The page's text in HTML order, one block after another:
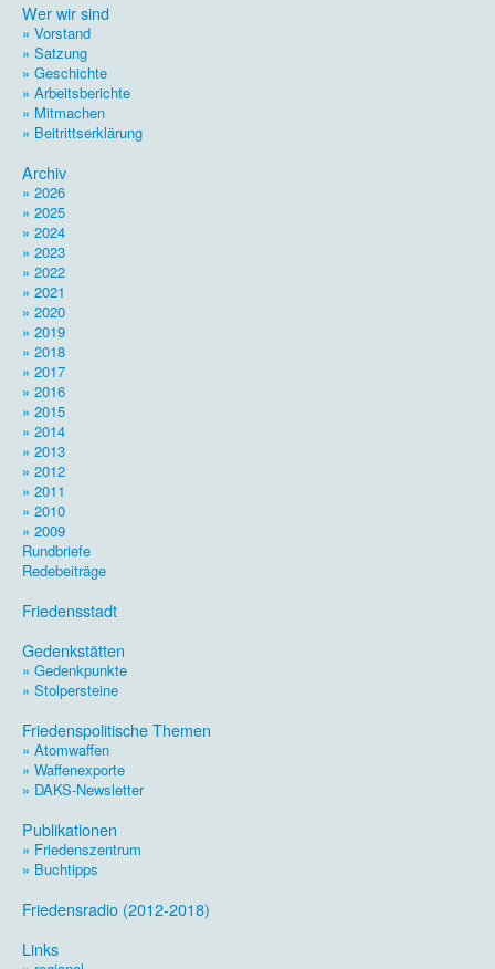
Wer wir sind
» Vorstand
» Satzung
» Geschichte
» Arbeitsberichte
» Mitmachen
» Beitrittserklärung
Archiv
» 2026
» 2025
» 2024
» 2023
» 2022
» 2021
» 2020
» 2019
» 2018
» 2017
» 2016
» 2015
» 2014
» 2013
» 2012
» 2011
» 2010
» 2009
Rundbriefe
Redebeiträge
Friedensstadt
Gedenkstätten
» Gedenkpunkte
» Stolpersteine
Friedenspolitische Themen
» Atomwaffen
» Waffenexporte
» DAKS-Newsletter
Publikationen
» Friedenszentrum
» Buchtipps
Friedensradio (2012-2018)
Links